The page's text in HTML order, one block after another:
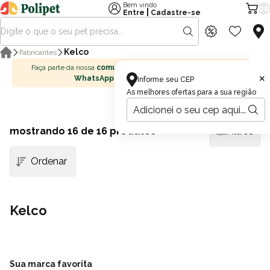
Informe seu CEP
As melhores ofertas para a sua região
×
Bem vindo
Entre
Cadastre-se
Fabricantes Kelco
Faça parte da nossa comunidade no
WhatsApp
Kelco
mostrando 16 de 16 produtos Filtros
Sua marca favorita